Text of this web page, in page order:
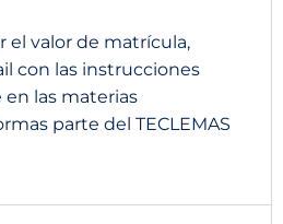
el valor de matrícula,
con las instrucciones
en las materias
parte del TECLEMAS